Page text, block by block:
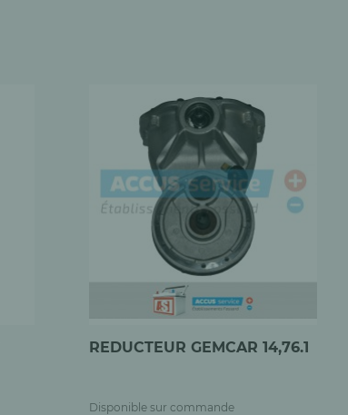
REDUCTEUR GEMCAR 14,76.1
Disponible sur commande